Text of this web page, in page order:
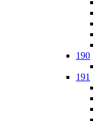
190
191